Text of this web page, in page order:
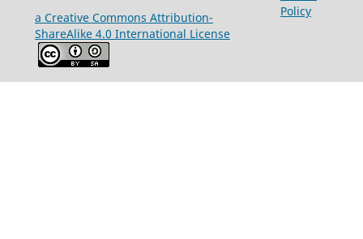
a Creative Commons Attribution-
ShareAlike 4.0 International License
Policy